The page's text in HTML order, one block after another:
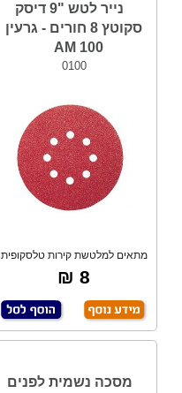
נייר לטש "9 דיסק
סקוטץ 8 חורים - גרעין
100 AM
0100
מתאים למלטשת קירות טלסקופית
עגולה בקוטר
8 ₪
מסכה נשמית לפנים